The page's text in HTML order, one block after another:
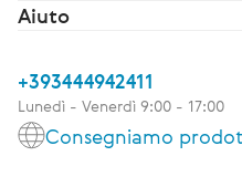
Aiuto
+393444942411
Lunedì - Venerdì 9:00 - 17:00
Consegniamo